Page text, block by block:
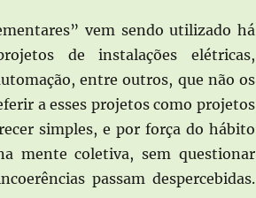
vem sendo utilizado há
de instalações elétricas,
entre outros, que não os
a esses projetos como projetos
simples, e por força do hábito
mente coletiva, sem questionar
passam despercebidas.